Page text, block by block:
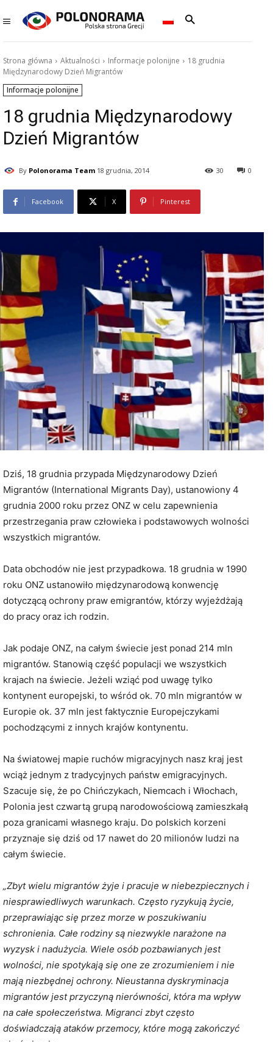
Strona główna Aktualności Informacje polonijne
18 grudnia
Międzynarodowy Dzień Migrantów
Informacje polonijne
18 grudnia Międzynarodowy
Dzień Migrantów
By Polonorama Team 18 grudnia, 2014 0
30
Facebook X Pinterest
Dziś, 18 grudnia przypada Międzynarodowy Dzień
Migrantów (International Migrants Day), ustanowiony 4
grudnia 2000 roku przez ONZ w celu zapewnienia
przestrzegania praw człowieka i podstawowych wolności
wszystkich migrantów.
Data obchodów nie jest przypadkowa. 18 grudnia w 1990
roku ONZ ustanowiło międzynarodową konwencję
dotyczącą ochrony praw emigrantów, którzy wyjeżdżają
do pracy oraz ich rodzin.
Jak podaje ONZ, na całym świecie jest ponad 214 mln
migrantów. Stanowią część populacji we wszystkich
krajach na świecie. Jeżeli wziąć pod uwagę tylko
kontynent europejski, to wśród ok. 70 mln migrantów w
Europie ok. 37 mln jest faktycznie Europejczykami
pochodzącymi z innych krajów kontynentu.
Na światowej mapie ruchów migracyjnych nasz kraj jest
wciąż jednym z tradycyjnych państw emigracyjnych.
Szacuje się, że po Chińczykach, Niemcach i Włochach,
Polonia jest czwartą grupą narodowościową zamieszkałą
poza granicami własnego kraju. Do polskich korzeni
przyznaje się dziś od 17 nawet do 20 milionów ludzi na
całym świecie.
„Zbyt wielu migrantów żyje i pracuje w niebezpiecznych i
niesprawiedliwych warunkach. Często ryzykują życie,
przeprawiając się przez morze w poszukiwaniu
schronienia. Całe rodziny są niezwykle narażone na
wyzysk i nadużycia. Wiele osób pozbawianych jest
wolności, nie spotykają się one ze zrozumieniem i nie
mają niezbędnej ochrony. Nieustanna dyskryminacja
migrantów jest przyczyną nierówności, która ma wpływ
na całe społeczeństwa. Migranci zbyt często
doświadczają ataków przemocy, które mogą zakończyć